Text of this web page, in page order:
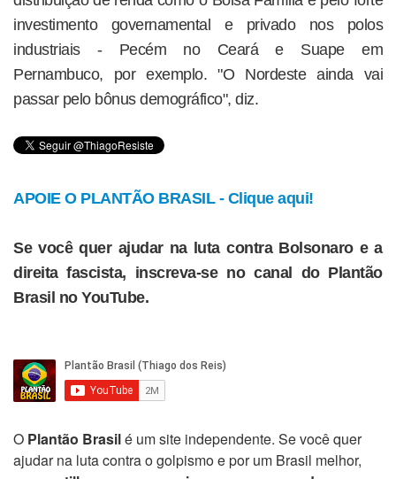
investimento governamental e privado nos polos
industriais - Pecém no Ceará e Suape em
Pernambuco, por exemplo. "O Nordeste ainda vai
passar pelo bônus demográfico", diz.
APOIE O PLANTÃO BRASIL - Clique aqui!
Se você quer ajudar na luta contra Bolsonaro e a
direita fascista, inscreva-se no canal do Plantão
Brasil no YouTube.
O Plantão Brasilé um site independente. Se você quer
ajudar na luta contra o golpismo e por um Brasil melhor,